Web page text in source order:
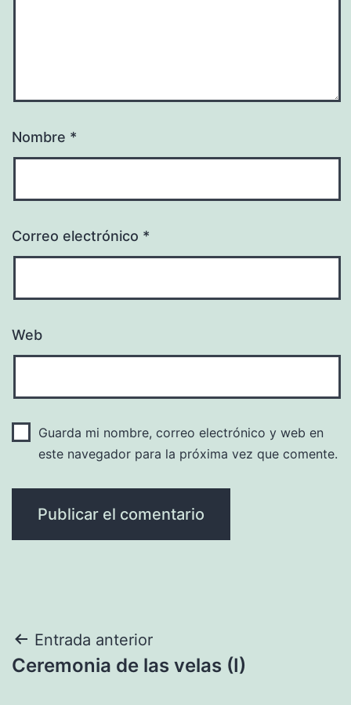
Nombre *
Correo electrónico *
Web
Guarda mi nombre, correo electrónico y web en
este navegador para la próxima vez que comente.
Navegación
de
Entrada anterior
Ceremonia de las velas (I)